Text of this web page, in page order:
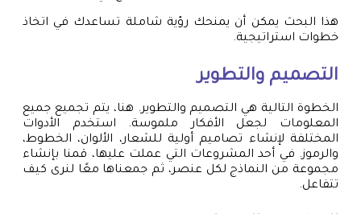
هذا البحث يمكن أن يمنحك رؤية شاملة تساعدك في اتخاذ
خطوات استراتيجية.
التصميم والتطوير
الخطوة التالية هي التصميم والتطوير. هنا، يتم تجميع جميع
المعلومات لجعل الأفكار ملموسة. استخدم الأدوات
المختلفة لإنشاء تصاميم أولية للشعار، الألوان، الخطوط،
والرموز. في أحد المشروعات التي عملت عليها، قمنا بإنشاء
مجموعة من النماذج لكل عنصر، ثم جمعناها معًا لنرى كيف
تتفاعل.